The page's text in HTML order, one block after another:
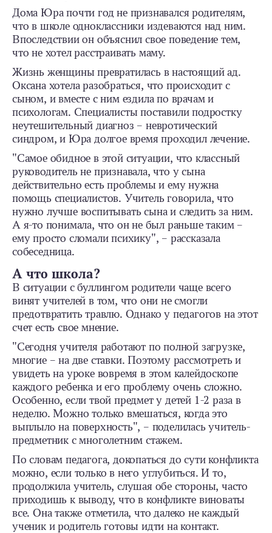
Дома Юра почти год не признавался родителям,
что в школе одноклассники издеваются над ним.
Впоследствии он объяснил свое поведение тем,
что не хотел расстраивать маму.
Жизнь женщины превратилась в настоящий ад.
Оксана хотела разобраться, что происходит с
сыном, и вместе с ним ездила по врачам и
психологам. Специалисты поставили подростку
неутешительный диагноз – невротический
синдром, и Юра долгое время проходил лечение.
"Самое обидное в этой ситуации, что классный
руководитель не признавала, что у сына
действительно есть проблемы и ему нужна
помощь специалистов. Учитель говорила, что
нужно лучше воспитывать сына и следить за ним.
А я-то понимала, что он не был раньше таким –
ему просто сломали психику", – рассказала
собеседница.
А что школа?
В ситуации с буллингом родители чаще всего
винят учителей в том, что они не смогли
предотвратить травлю. Однако у педагогов на этот
счет есть свое мнение.
"Сегодня учителя работают по полной загрузке,
многие – на две ставки. Поэтому рассмотреть и
увидеть на уроке вовремя в этом калейдоскопе
каждого ребенка и его проблему очень сложно.
Особенно, если твой предмет у детей 1-2 раза в
неделю. Можно только вмешаться, когда это
выплыло на поверхность", – поделилась учитель-
предметник с многолетним стажем.
По словам педагога, докопаться до сути конфликта
можно, если только в него углубиться. И то,
продолжила учитель, слушая обе стороны, часто
приходишь к выводу, что в конфликте виноваты
все. Она также отметила, что далеко не каждый
ученик и родитель готовы идти на контакт.